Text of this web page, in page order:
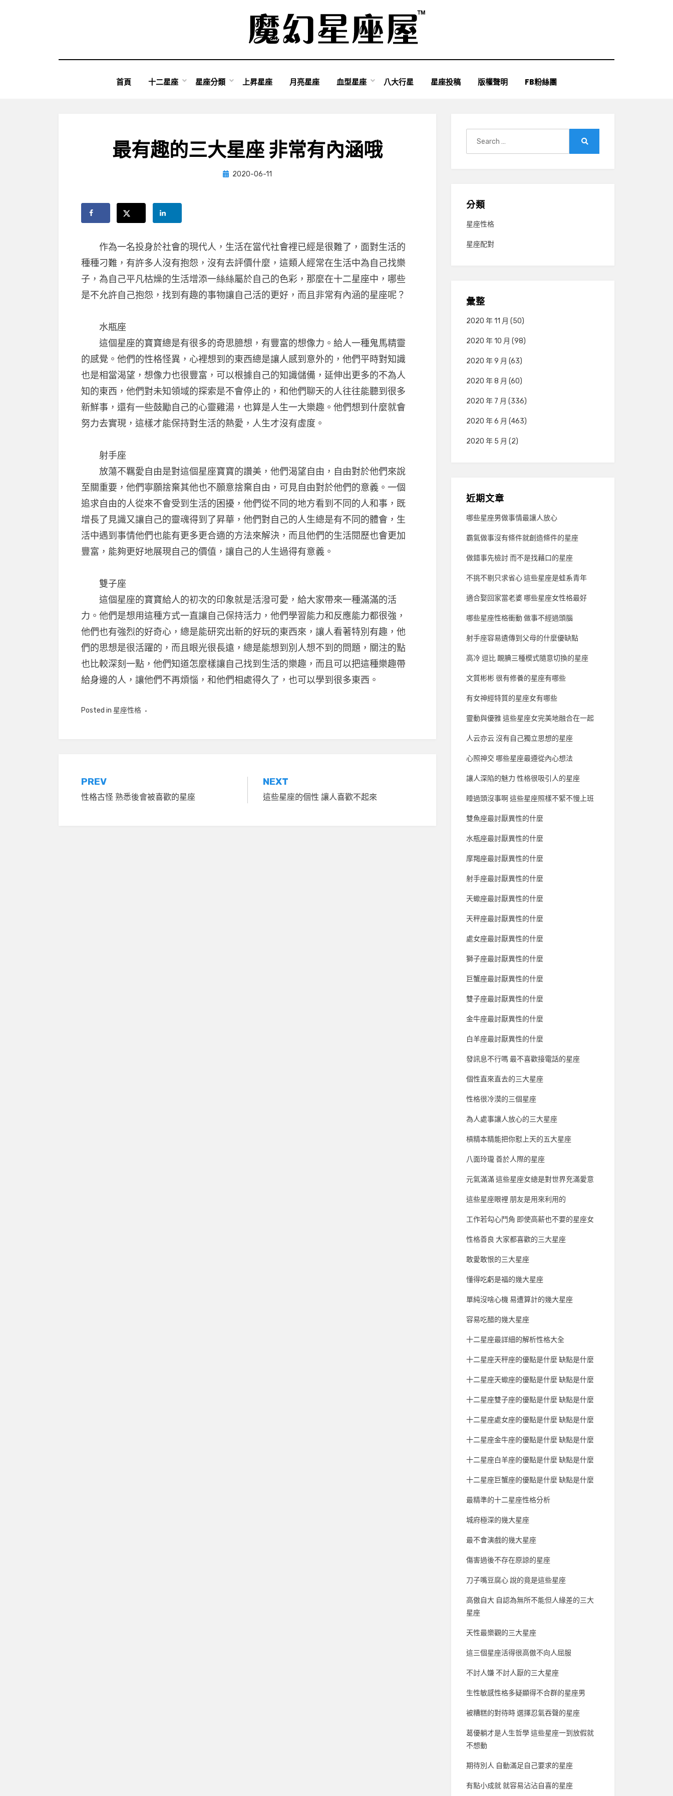
首頁 十二星座 星座分類 上昇星座 月亮星座 血型星座 八大行星 星座投稿 版權聲明 FB粉絲團
最有趣的三大星座 非常有內涵哦
by小編
Posted
2020-06-11
作為一名投身於社會的現代人，生活在當代社會裡已經是很難了，面對生活的
種種刁難，有許多人沒有抱怨，沒有去評價什麼，這類人經常在生活中為自己找樂
子，為自己平凡枯燥的生活增添一絲絲屬於自己的色彩，那麼在十二星座中，哪些
是不允許自己抱怨，找到有趣的事物讓自己活的更好，而且非常有內涵的星座呢？
水瓶座
這個星座的寶寶總是有很多的奇思臆想，有豐富的想像力。給人一種鬼馬精靈
的感覺。他們的性格怪異，心裡想到的東西總是讓人感到意外的，他們平時對知識
也是相當渴望，想像力也很豐富，可以根據自己的知識儲備，延伸出更多的不為人
知的東西，他們對未知領域的探索是不會停止的，和他們聊天的人往往能聽到很多
新鮮事，還有一些鼓勵自己的心靈雞湯，也算是人生一大樂趣。他們想到什麼就會
努力去實現，這樣才能保持對生活的熱愛，人生才沒有虛度。
射手座
放蕩不羈愛自由是對這個星座寶寶的讚美，他們渴望自由，自由對於他們來說
至關重要，他們寧願捨棄其他也不願意捨棄自由，可見自由對於他們的意義。一個
追求自由的人從來不會受到生活的困擾，他們從不同的地方看到不同的人和事，既
增長了見識又讓自己的靈魂得到了昇華，他們對自己的人生總是有不同的體會，生
活中遇到事情他們也能有更多更合適的方法來解決，而且他們的生活閱歷也會更加
豐富，能夠更好地展現自己的價值，讓自己的人生過得有意義。
雙子座
這個星座的寶寶給人的初次的印象就是活潑可愛，給大家帶來一種滿滿的活
力。他們是想用這種方式一直讓自己保持活力，他們學習能力和反應能力都很強，
他們也有強烈的好奇心，總是能研究出新的好玩的東西來，讓人看著特別有趣，他
們的思想是很活躍的，而且眼光很長遠，總是能想到別人想不到的問題，關注的點
也比較深刻一點，他們知道怎麼樣讓自己找到生活的樂趣，而且可以把這種樂趣帶
給身邊的人，讓他們不再煩惱，和他們相處得久了，也可以學到很多東西。
Posted in 星座性格
文
章
PREV
性格古怪 熟悉後會被喜歡的星座
NEXT
這些星座的個性 讓人喜歡不起來
分類
星座性格
星座配對
彙整
2020 年 11 月 (50)
2020 年 10 月 (98)
2020 年 9 月 (63)
2020 年 8 月 (60)
2020 年 7 月 (336)
2020 年 6 月 (463)
2020 年 5 月 (2)
近期文章
哪些星座男做事情最讓人放心
霸氣做事沒有條件就創造條件的星座
做錯事先檢討 而不是找藉口的星座
不挑不剔只求省心 這些星座是蛙系青年
適合娶回家當老婆 哪些星座女性格最好
哪些星座性格衝動 做事不經過頭腦
射手座容易遺傳到父母的什麼優缺點
高冷 逗比 靦腆三種模式隨意切換的星座
文質彬彬 很有修養的星座有哪些
有女神經特質的星座女有哪些
靈動與優雅 這些星座女完美地融合在一起
人云亦云 沒有自己獨立思想的星座
心照神交 哪些星座最遵從內心想法
讓人深陷的魅力 性格很吸引人的星座
睡過頭沒事啊 這些星座照樣不緊不慢上班
雙魚座最討厭異性的什麼
水瓶座最討厭異性的什麼
摩羯座最討厭異性的什麼
射手座最討厭異性的什麼
天蠍座最討厭異性的什麼
天秤座最討厭異性的什麼
處女座最討厭異性的什麼
獅子座最討厭異性的什麼
巨蟹座最討厭異性的什麼
雙子座最討厭異性的什麼
金牛座最討厭異性的什麼
白羊座最討厭異性的什麼
發訊息不行嗎 最不喜歡接電話的星座
個性直來直去的三大星座
性格很冷漠的三個星座
為人處事讓人放心的三大星座
槓精本精能把你懟上天的五大星座
八面玲瓏 善於人際的星座
元氣滿滿 這些星座女總是對世界充滿愛意
這些星座眼裡 朋友是用來利用的
工作若勾心鬥角 即使高薪也不要的星座女
性格善良 大家都喜歡的三大星座
敢愛敢恨的三大星座
懂得吃虧是福的幾大星座
單純沒啥心機 易遭算計的幾大星座
容易吃醋的幾大星座
十二星座最詳細的解析性格大全
十二星座天秤座的優點是什麼 缺點是什麼
十二星座天蠍座的優點是什麼 缺點是什麼
十二星座雙子座的優點是什麼 缺點是什麼
十二星座處女座的優點是什麼 缺點是什麼
十二星座金牛座的優點是什麼 缺點是什麼
十二星座白羊座的優點是什麼 缺點是什麼
十二星座巨蟹座的優點是什麼 缺點是什麼
最精準的十二星座性格分析
城府極深的幾大星座
最不會演戲的幾大星座
傷害過後不存在原諒的星座
刀子嘴豆腐心 說的竟是這些星座
高傲自大 自認為無所不能但人緣差的三大
星座
天性最樂觀的三大星座
這三個星座活得很高傲不向人屈服
不討人嫌 不討人厭的三大星座
生性敏感性格多疑顯得不合群的星座男
被糟糕的對待時 選擇忍氣吞聲的星座
葛優躺才是人生哲學 這些星座一到放假就
不想動
期待別人 自動滿足自己要求的星座
有點小成就 就容易沾沾自喜的星座